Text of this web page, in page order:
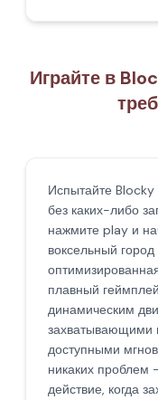
Играйте в
Испытайте
без каких-либо
нажмите play и
воксельный
плавный
динамическим
захватывающими
доступными
никаких проблем
действие, когда